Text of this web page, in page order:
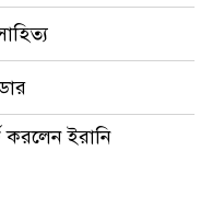
করলেন ইরানি